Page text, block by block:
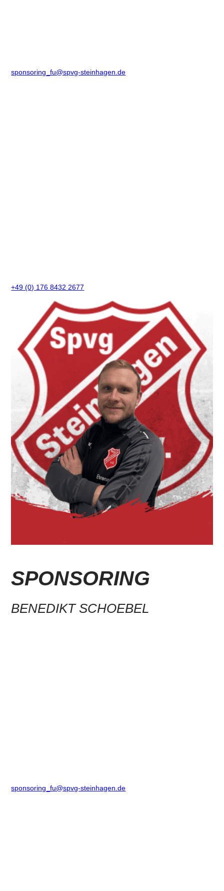
sponsoring_fu@spvg-steinhagen.de
+49 (0) 176 8432 2677
SPONSORING
BENEDIKT SCHOEBEL
sponsoring_fu@spvg-steinhagen.de